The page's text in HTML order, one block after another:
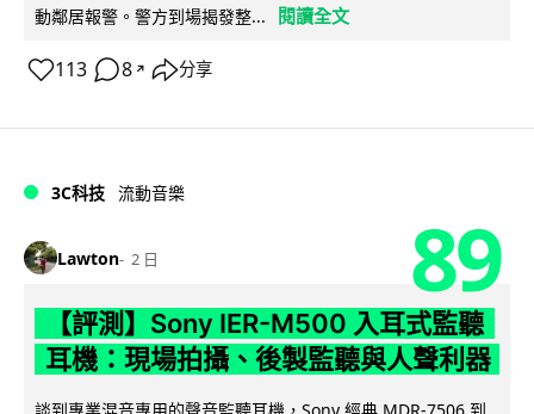
動鄰居報警。警方到場揭發整...
閱讀全文
113 8 ↗ 分享
3C科技 流動音樂
Lawton 2 日 89
【評測】Sony IER-M500 入耳式監聽
耳機：現場拍攝、後製監聽與人聲利器